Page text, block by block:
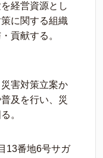
経営資源とし
に関する組織
貢献する。
害対策立案か
及を行い、災
。
番地6号サガ